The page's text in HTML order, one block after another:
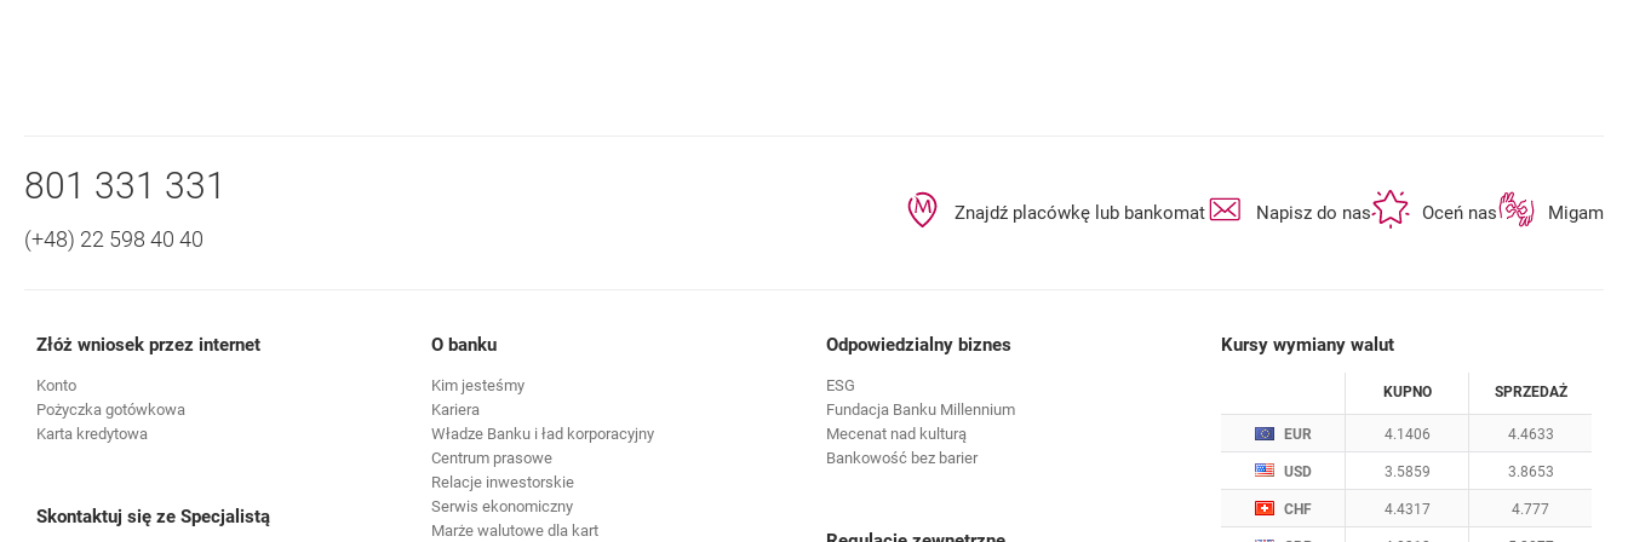
Nawigacja dolna
Zadzwoń do nas
801 331 331
(+48) 22 598 40 40
Znajdź placówkę lub bankomatotwiera się w nowej karcie
Napisz do nasotwiera się w nowej karcie
Oceń nasotwiera się w
Migam
Złóż wniosek przez internet
Konto
Pożyczka gotówkowa
Karta kredytowa
Skontaktuj się ze Specjalistą
O banku
Kim jesteśmy
Kariera
Władze Banku i ład korporacyjny
Centrum prasowe
Relacje inwestorskie
Serwis ekonomiczny
Marże walutowe dla kart
Kursy wymiany walut
Kursy wymiany walut. Data aktualizacji:
KUPNO SPRZEDAŻ
EUR 4.1406 4.4633
USD 3.5859 3.8653
CHF 4.4317 4.777
Odpowiedzialny biznes
ESG
Fundacja Banku Millennium
Mecenat nad kulturą
Bankowość bez barier